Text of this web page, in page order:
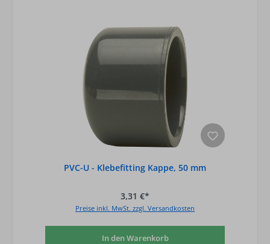
PVC-U - Klebefitting Kappe, 50 mm
3,31 €*
Preise inkl. MwSt. zzgl. Versandkosten
In den Warenkorb